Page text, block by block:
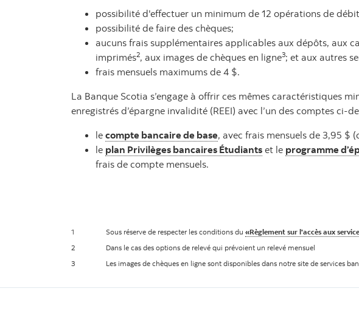
possibilité d'effectuer un minimum de 12 opérations de
possibilité de faire des chèques;
aucuns frais supplémentaires applicables aux dépôts, aux
imprimés2, aux images de chèques en ligne3; et aux autres
frais mensuels maximums de 4 $.
La Banque Scotia s’engage à offrir ces mêmes caractéristiques
enregistrés d’épargne invalidité (REEI) avec l’un des comptes
le compte bancaire de base, avec frais mensuels de 3,95 $
le plan Privilèges bancaires Étudiants et le programme
frais de compte mensuels.
1 Sous réserve de respecter les conditions du «Règlement sur l'accès aux
2
Dans le cas des options de relevé qui prévoient un relevé mensuel
3
Les images de chèques en ligne sont disponibles dans notre site de services